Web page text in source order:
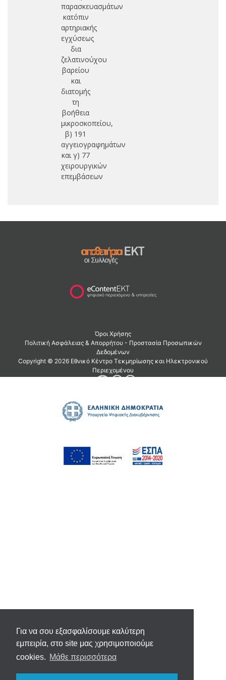
Για να σου εξασφαλίσουμε καλύτερη
εμπειρία, στο site μας χρησιμοποιούμε
cookies. Μάθε περισσότερα
παρασκευασμάτων
κατόπιν
αρτηριακής
εγχύσεως
δια
ζελατινούχου
βαρείου
και
διατομής
τη
βοήθεια
μικροσκοπείου,
β) 191
αγγειογραφημάτων
και γ) 77
χειρουργικών
επεμβάσεων